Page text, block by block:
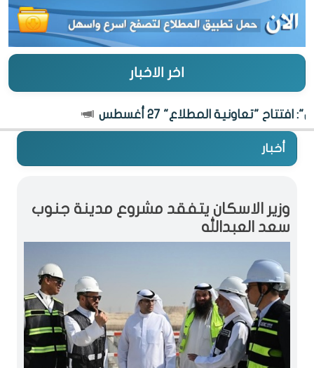
اخر الاخبار
"تعاونية المطلاع" 27 أغسطس
أخبار
وزير الاسكان يتفقد مشروع مدينة جنوب
سعد العبدالله